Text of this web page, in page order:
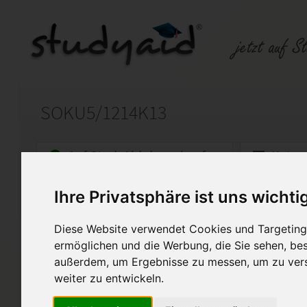
Ihre Privatsphäre ist uns
Diese Website verwendet Cookies und
ermöglichen und die Werbung, die Sie sehen,
außerdem, um Ergebnisse zu messen, um zu
weiter zu entwickeln.
SOKU5/1214K13
Auf StudyAid.de verkaufen
Startseite Sonstiges
Note 2
Die Korrektur des
Sollte das Cover keine 1,00